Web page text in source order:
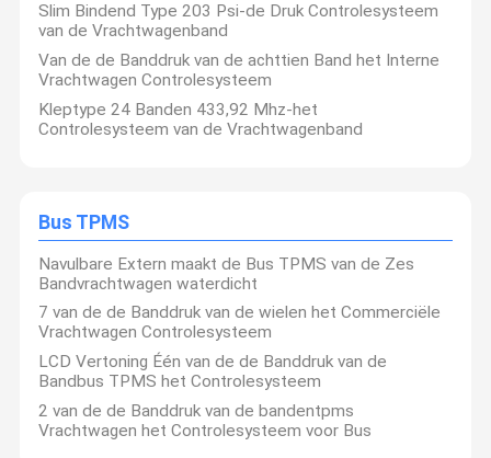
Slim Bindend Type 203 Psi-de Druk Controlesysteem
van de Vrachtwagenband
Van de de Banddruk van de achttien Band het Interne
Vrachtwagen Controlesysteem
Kleptype 24 Banden 433,92 Mhz-het
Controlesysteem van de Vrachtwagenband
Bus TPMS
Navulbare Extern maakt de Bus TPMS van de Zes
Bandvrachtwagen waterdicht
7 van de de Banddruk van de wielen het Commerciële
Vrachtwagen Controlesysteem
LCD Vertoning Één van de de Banddruk van de
Bandbus TPMS het Controlesysteem
2 van de de Banddruk van de bandentpms
Vrachtwagen het Controlesysteem voor Bus